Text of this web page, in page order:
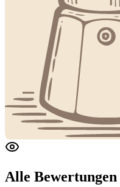
Alle Bewertungen